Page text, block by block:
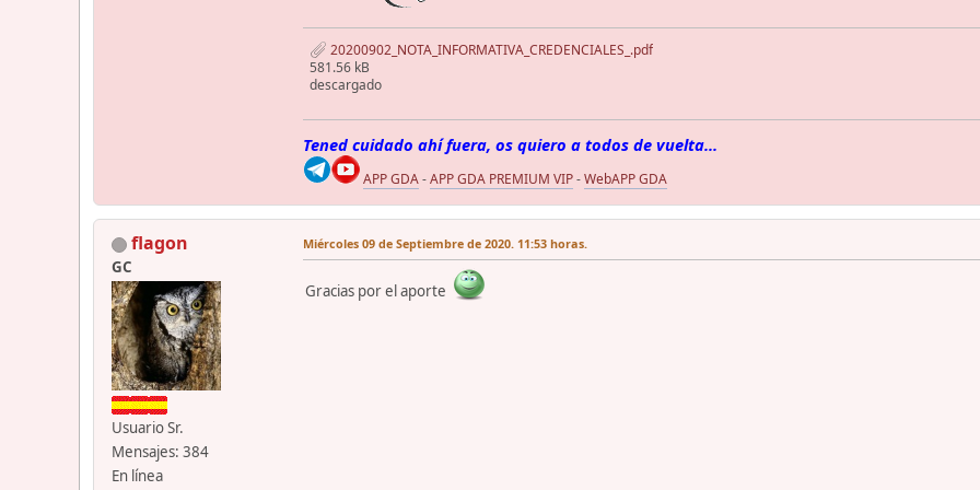
20200902_NOTA_INFORMATIVA_CREDENCIALES_.pdf
581.56 kB
descargado
Tened cuidado ahí fuera, os quiero a todos de vuelta...
APP GDA-APP GDA PREMIUM VIP-WebAPP GDA
flagon
GC
Usuario Sr.
Mensajes: 384
En línea
Miércoles 09 de Septiembre de 2020. 11:53 horas.
Gracias por el aporte